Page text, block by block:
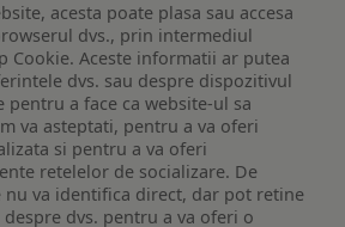
acesta poate plasa sau accesa
dvs., prin intermediul
Cookie. Aceste informatii ar putea
dvs. sau despre dispozitivul
pentru a face ca website-ul sa
va asteptati, pentru a va oferi
si pentru a va oferi
retelelor de socializare. De
va identifica direct, dar pot retine
dvs. pentru a va oferi o